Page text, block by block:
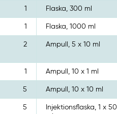
1 Flaska, 300 ml
1 Flaska, 1000 ml
2 Ampull, 5 x 10 ml
1 Ampull, 10 x 1 ml
5 Ampull, 10 x 10 ml
5
Injektionsflaska, 1 x 50